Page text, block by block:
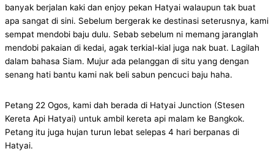
banyak berjalan kaki dan enjoy pekan Hatyai walaupun tak buat
apa sangat di sini. Sebelum bergerak ke destinasi seterusnya, kami
sempat mendobi baju dulu. Sebab sebelum ni memang jaranglah
mendobi pakaian di kedai, agak terkial-kial juga nak buat. Lagilah
dalam bahasa Siam. Mujur ada pelanggan di situ yang dengan
senang hati bantu kami nak beli sabun pencuci baju haha.
Petang 22 Ogos, kami dah berada di Hatyai Junction (Stesen
Kereta Api Hatyai) untuk ambil kereta api malam ke Bangkok.
Petang itu juga hujan turun lebat selepas 4 hari berpanas di
Hatyai.